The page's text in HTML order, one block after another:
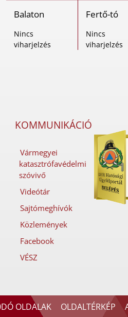
Balaton
Nincs
viharjelzés
Fertő-tó
Nincs
viharjelzés
KOMMUNIKÁCIÓ
Vármegyei
katasztrófavédelmi
szóvivő
Videótár
Sajtómeghívók
Közlemények
Facebook
VÉSZ
OLDALAK OLDALTÉRKÉP